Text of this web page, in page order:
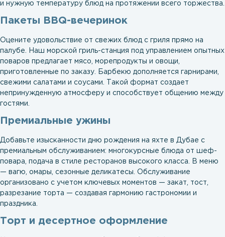
и нужную температуру блюд на протяжении всего торжества.
Пакеты BBQ-вечеринок
Оцените удовольствие от свежих блюд с гриля прямо на
палубе. Наш морской гриль-станция под управлением опытных
поваров предлагает мясо, морепродукты и овощи,
приготовленные по заказу. Барбекю дополняется гарнирами,
свежими салатами и соусами. Такой формат создает
непринужденную атмосферу и способствует общению между
гостями.
Премиальные ужины
Добавьте изысканности дню рождения на яхте в Дубае с
премиальным обслуживанием: многокурсные блюда от шеф-
повара, подача в стиле ресторанов высокого класса. В меню
— вагю, омары, сезонные деликатесы. Обслуживание
организовано с учетом ключевых моментов — закат, тост,
разрезание торта — создавая гармонию гастрономии и
праздника.
Торт и десертное оформление